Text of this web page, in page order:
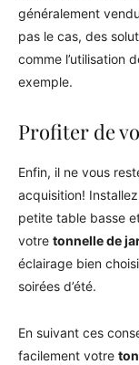
généralement
pas le cas, des
comme l’utilisation
exemple.
Profiter de
Enfin, il ne vous
acquisition!
petite table basse
votre tonnelle de
éclairage bien
soirées d’été.
En suivant ces
facilement votre